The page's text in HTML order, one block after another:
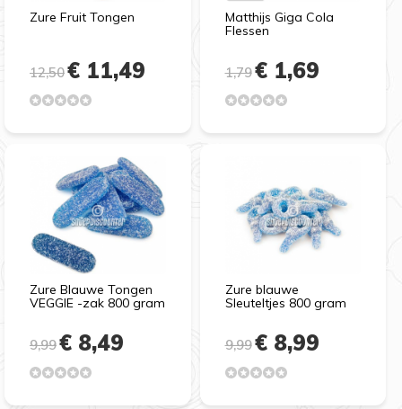
Zure Fruit Tongen
12,50€ 11,49
Matthijs Giga Cola
Flessen
1,79€ 1,69
Zure Blauwe Tongen
VEGGIE -zak 800 gram
9,99€ 8,49
Zure blauwe
Sleuteltjes 800 gram
9,99€ 8,99